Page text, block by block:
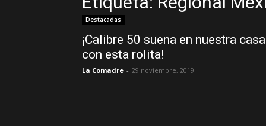
Destacadas
¡Calibre 50 suena en nuestra casa
con esta rolita!
La Comadre - 29 noviembre, 2019